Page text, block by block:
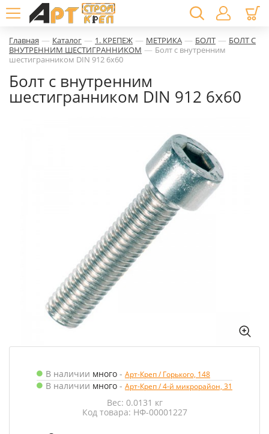
Главная — Каталог — 1. КРЕПЕЖ — МЕТРИКА — БОЛТ — БОЛТ С
ВНУТРЕННИМ ШЕСТИГРАННИКОМ — Болт с внутренним
шестигранником DIN 912 6х60
Болт с внутренним
шестигранником DIN 912 6х60
В наличии много - Арт-Креп / Горького, 148
В наличии много - Арт-Креп / 4-й микрорайон, 31
Вес: 0.0131 кг
Код товара: НФ-00001227